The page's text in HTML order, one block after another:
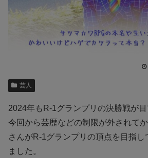
芸人
2024年もR-1グランプリの決勝戦が目
今回から芸歴などの制限が外されて
さんがR-1グランプリの頂点を目指し
ました。